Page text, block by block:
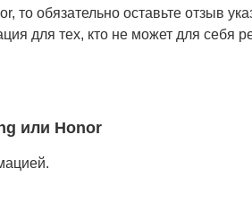
то обязательно оставьте отзыв
для тех, кто не может для себя
или Honor